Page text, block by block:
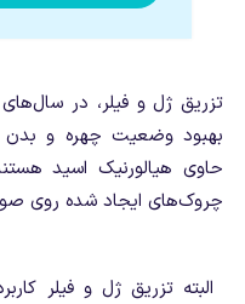
تزریق ژل و فیلر، در
بهبود وضعیت چهره و بدن
حاوی هیالورنیک اسید
چروک‌های ایجاد شده روی